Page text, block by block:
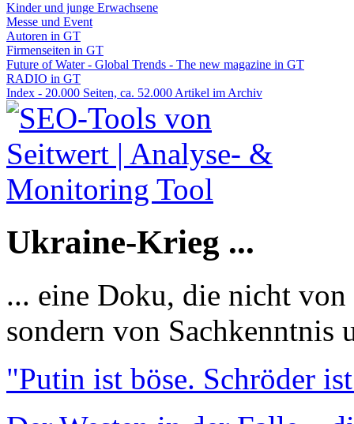
Kinder und junge Erwachsene
Messe und Event
Autoren in GT
Firmenseiten in GT
Future of Water - Global Trends - The new magazine in GT
RADIO in GT
Index - 20.000 Seiten, ca. 52.000 Artikel im Archiv
Ukraine-Krieg ...
... eine Doku, die nicht
sondern von Sachkenntnis
"Putin ist böse. Schröder